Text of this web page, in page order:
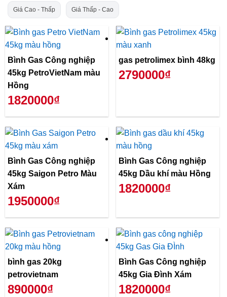
Giá Cao - Thấp Giá Thấp - Cao
Bình Gas Công nghiệp
45kg PetroVietNam màu
Hồng
1820000₫
gas petrolimex bình 48kg
2790000₫
Bình Gas Công nghiệp
45kg Saigon Petro Màu
Xám
1950000₫
Bình Gas Công nghiệp
45kg Dầu khí màu Hồng
1820000₫
bình gas 20kg
petrovietnam
890000₫
Bình Gas Công nghiệp
45kg Gia Đình Xám
1820000₫